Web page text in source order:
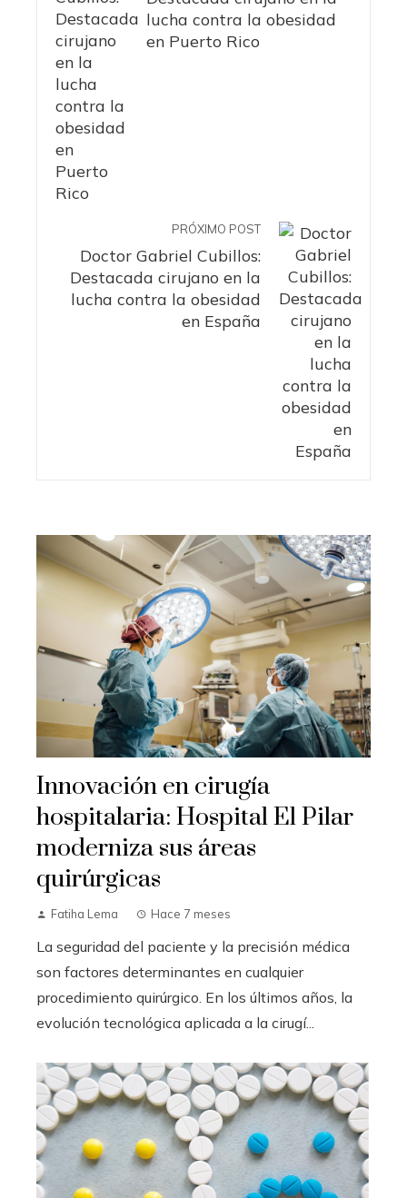
lucha contra la obesidad
en Puerto Rico
PRÓXIMO POST
Doctor Gabriel Cubillos:
Destacada cirujano en la
lucha contra la obesidad
en España
Innovación en cirugía
hospitalaria: Hospital El Pilar
moderniza sus áreas
quirúrgicas
Fatiha Lema Hace 7 meses
La seguridad del paciente y la precisión médica
son factores determinantes en cualquier
procedimiento quirúrgico. En los últimos años, la
evolución tecnológica aplicada a la cirugí...